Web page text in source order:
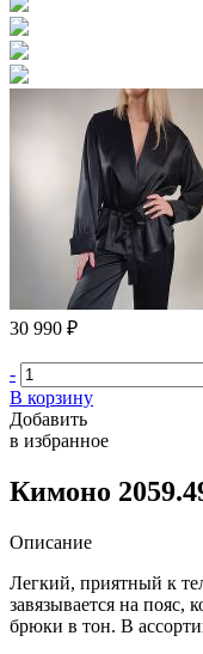
30 990 ₽
-
В корзину
Добавить
в избранное
Кимоно
Описание
Легкий, приятный к
завязывается на
брюки в тон. В